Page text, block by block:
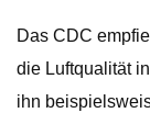
Das CDC
die Luftqualität
ihn